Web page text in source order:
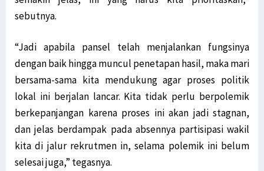
sebutnya.
“Jadi apabila pansel telah menjalankan fungsinya
dengan baik hingga muncul penetapan hasil, maka mari
bersama-sama kita mendukung agar proses politik
lokal ini berjalan lancar. Kita tidak perlu berpolemik
berkepanjangan karena proses ini akan jadi stagnan,
dan jelas berdampak pada absennya partisipasi wakil
kita di jalur rekrutmen in, selama polemik ini belum
selesai juga,” tegasnya.